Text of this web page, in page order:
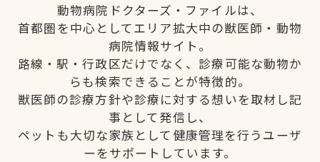
動物病院ドクターズ・ファイルは、
首都圏を中心としてエリア拡大中の獣医師・動物
病院情報サイト。
路線・駅・行政区だけでなく、診療可能な動物か
らも検索できることが特徴的。
獣医師の診療方針や診療に対する想いを取材し記
事として発信し、
ペットも大切な家族として健康管理を行うユーザ
ーをサポートしています。